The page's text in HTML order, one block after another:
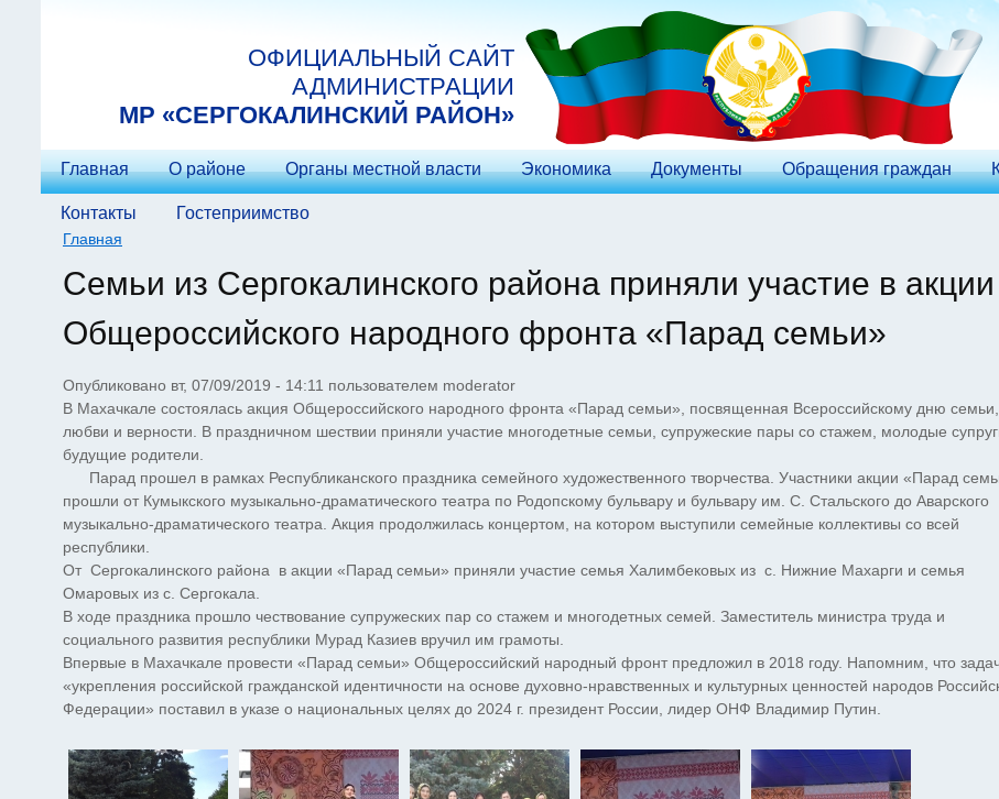
ОФИЦИАЛЬНЫЙ САЙТ
АДМИНИСТРАЦИИ
МP «СЕРГОКАЛИНСКИЙ РАЙОН»
Главная О районе Органы местной власти Экономика Документы Обращения граждан
Контакты Гостеприимство
Вы здесь
Главная
Семьи из Сергокалинского района приняли участие в акции
Общероссийского народного фронта «Парад семьи»
Опубликовано вт, 07/09/2019 - 14:11 пользователем moderator
В Махачкале состоялась акция Общероссийского народного фронта «Парад семьи», посвященная Всероссийскому дню семьи,
любви и верности. В праздничном шествии приняли участие многодетные семьи, супружеские пары со стажем, молодые
будущие родители.
Парад прошел в рамках Республиканского праздника семейного художественного творчества. Участники акции «Парад
прошли от Кумыкского музыкально-драматического театра по Родопскому бульвару и бульвару им. С. Стальского до Аварского
музыкально-драматического театра. Акция продолжилась концертом, на котором выступили семейные коллективы со всей
республики.
От Сергокалинского района в акции «Парад семьи» приняли участие семья Халимбековых из с. Нижние Махарги и семья
Омаровых из с. Сергокала.
В ходе праздника прошло чествование супружеских пар со стажем и многодетных семей. Заместитель министра труда и
социального развития республики Мурад Казиев вручил им грамоты.
Впервые в Махачкале провести «Парад семьи» Общероссийский народный фронт предложил в 2018 году. Напомним, что
«укрепления российской гражданской идентичности на основе духовно-нравственных и культурных ценностей народов
Федерации» поставил в указе о национальных целях до 2024 г. президент России, лидер ОНФ Владимир Путин.